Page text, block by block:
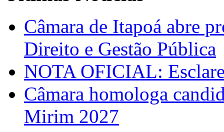
Câmara de Itapoá abre
Direito e Gestão Pública
NOTA OFICIAL:
Câmara homologa
Mirim 2027